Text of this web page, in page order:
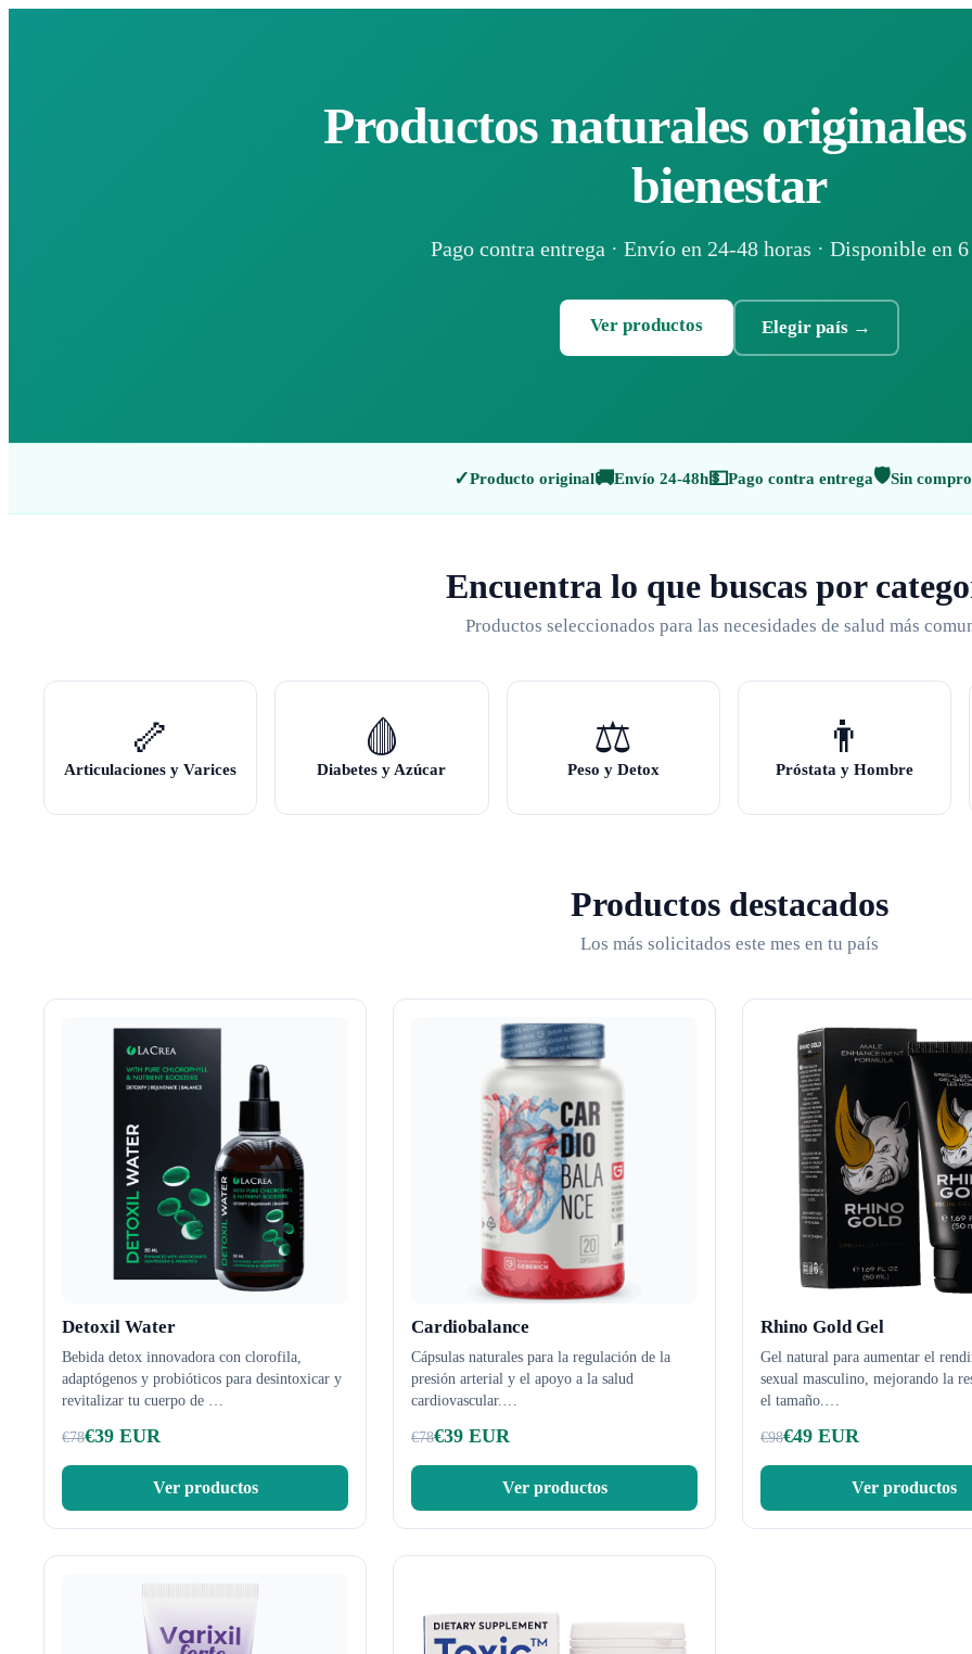
Productos naturales
bienestar
Pago contra entrega · Envío en 24-48 horas · Disponible en 6
Ver productos Elegir país→
✓Producto original🚚Envío 24-48h💵Pago contra entrega🛡️Sin
Encuentra lo que buscas por
Productos seleccionados para las necesidades de salud más
🦴
Articulaciones y Varices
🩸
Diabetes y Azúcar
⚖️
Peso y Detox
👨
Próstata y Hombre
Productos destacados
Los más solicitados este mes en tu país
Detoxil Water
Bebida detox innovadora con clorofila,
adaptógenos y probióticos para desintoxicar y
revitalizar tu cuerpo de …
€78€39 EUR
Ver productos
Cardiobalance
Cápsulas naturales para la regulación de la
presión arterial y el apoyo a la salud
cardiovascular.…
€78€39 EUR
Ver productos
Rhino Gold Gel
Gel natural para aumentar el
sexual masculino, mejorando la
el tamaño.…
€98€49 EUR
Ver productos